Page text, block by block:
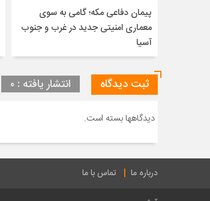
پیمان دفاعی مکه؛ گامی به سوی
معماری امنیتی جدید در غرب و جنوب
آسیا
ثبت دیدگاه انتشار یافته : ۰
دیدگاهها بسته است.
درباره ما تماس با ما